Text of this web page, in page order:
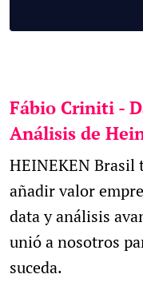
Fábio Criniti -
Análisis de
HEINEKEN Brasil
añadir valor
data y análisis
unió a nosotros
suceda.